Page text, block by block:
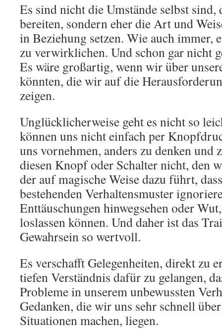
Es sind nicht die Umstände selbst sind,
bereiten, sondern eher die Art und
in Beziehung setzen. Wie auch immer,
zu verwirklichen. Und schon gar nicht
Es wäre großartig, wenn wir über
könnten, die wir auf die
zeigen.
Unglücklicherweise geht es nicht so
können uns nicht einfach per
uns vornehmen, anders zu denken und
diesen Knopf oder Schalter nicht, den
der auf magische Weise dazu führt,
bestehenden Verhaltensmuster
Enttäuschungen hinwegsehen oder
loslassen können. Und daher ist das
Gewahrsein so wertvoll.
Es verschafft Gelegenheiten, direkt zu
tiefen Verständnis dafür zu gelangen,
Probleme in unserem unbewussten
Gedanken, die wir uns sehr schnell
Situationen machen, liegen.